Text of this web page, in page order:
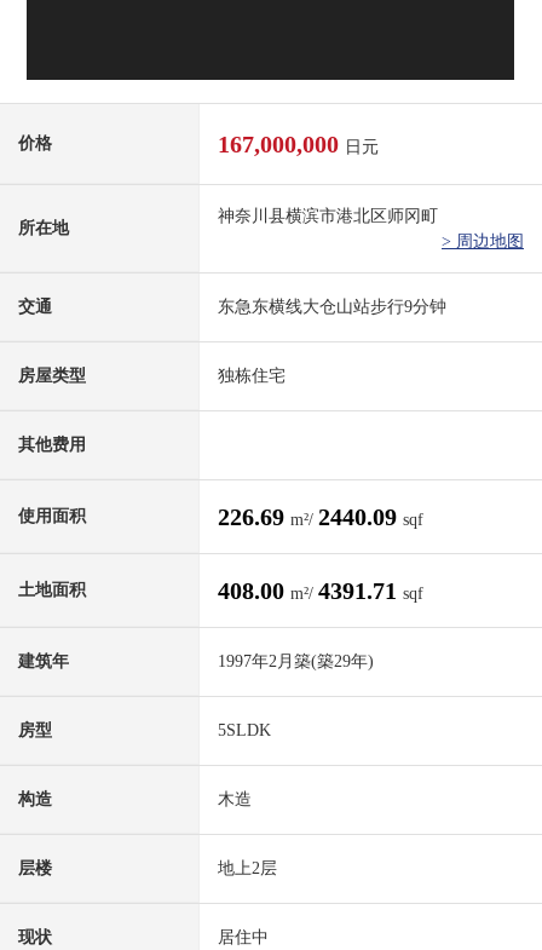
价格 167,000,000 日元
所在地
神奈川县横滨市港北区师冈町
> 周边地图
交通 东急东横线大仓山站步行9分钟
房屋类型 独栋住宅
其他费用
使用面积 226.69 m²/ 2440.09 sqf
土地面积 408.00 m²/ 4391.71 sqf
建筑年 1997年2月築(築29年)
房型 5SLDK
构造 木造
层楼 地上2层
现状 居住中